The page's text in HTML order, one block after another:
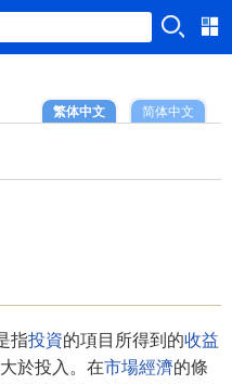
简体中文
繁体中文
指投資的項目所得到的收益
於投入。在市場經濟的條